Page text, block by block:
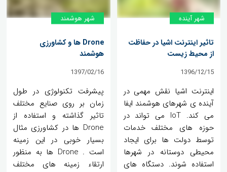
شهر آینده
تاثیر اینترنت اشیا در حفاظت
از محیط زیست
1396/12/15
اینترنت اشیا نقش مهمی در
آینده ی شهرهای هوشمند ایفا
می کند. IoT می تواند در
حوزه های مختلف خدمات
توسط دولت ها برای ایجاد
محیطی دوستانه در شهرها
استفاده شوند. دستگاه های
شهر هوشمند
Drone ها و کشاورزی
هوشمند
1397/02/16
پیشرفت تکنولوژی در طول
زمان بر روی صنایع مختلف
تاثیر گذاشته و استفاده از
Drone ها در کشاورزی مثال
بسیار خوبی در این زمینه
است . Drone ها به منظور
ارتقاء زمینه های مختلف